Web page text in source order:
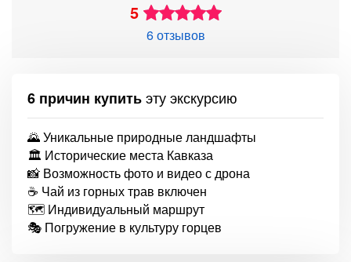
5
6 отзывов
6 причин купитьэту экскурсию
🌄 Уникальные природные ландшафты
🏛 Исторические места Кавказа
📸 Возможность фото и видео с дрона
☕ Чай из горных трав включен
🗺 Индивидуальный маршрут
🎭 Погружение в культуру горцев